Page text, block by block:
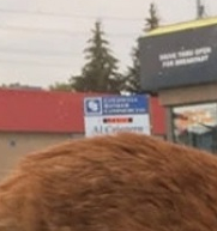
dans la voiture !